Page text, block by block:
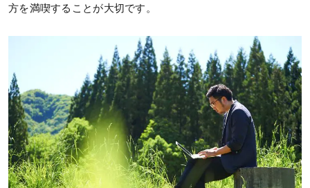
方を満喫することが大切です。